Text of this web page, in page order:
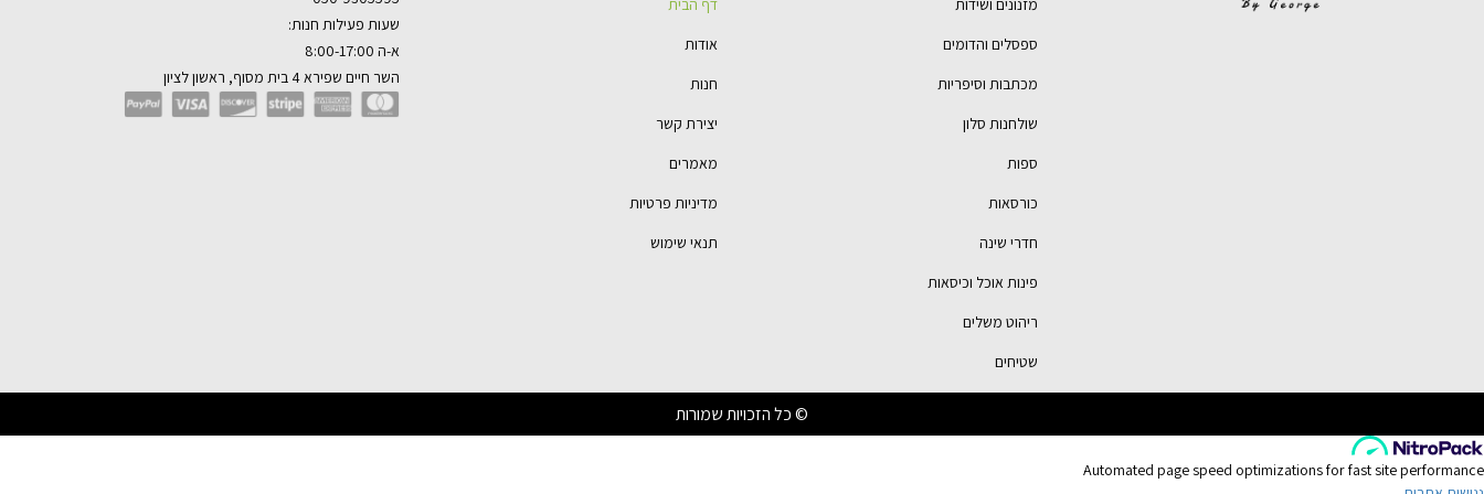
מזנונים ושידות
ספסלים והדומים
מכתבות וסיפריות
שולחנות סלון
ספות
כורסאות
חדרי שינה
פינות אוכל וכיסאות
ריהוט משלים
שטיחים
דף הבית
אודות
חנות
יצירת קשר
מאמרים
מדיניות פרטיות
תנאי שימוש
שעות פעילות חנות:
א-ה 8:00-17:00
השר חיים שפירא 4 בית מסוף, ראשון לציון
© כל הזכויות שמורות